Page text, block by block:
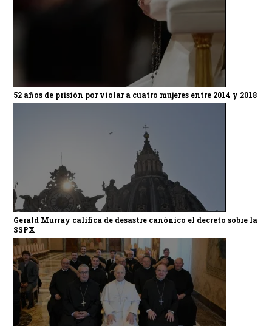
52 años de prisión por violar a cuatro mujeres entre 2014 y 2018
Gerald Murray califica de desastre canónico el decreto sobre la
SSPX